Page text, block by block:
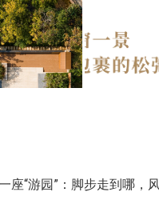
座“游园”：脚步走到哪，